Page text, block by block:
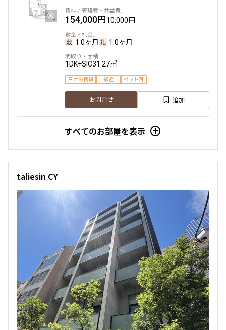
154,000円10,000円
1.0ヶ月 1.0ヶ月
1DK+SIC31.27㎡
三井の賃貸 駅近 ペット可
お問合せ 追加
すべてのお部屋を表示
taliesin CY